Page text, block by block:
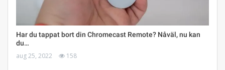
Har du tappat bort din Chromecast Remote? Nåväl, nu kan
du…
aug 25, 2022 158